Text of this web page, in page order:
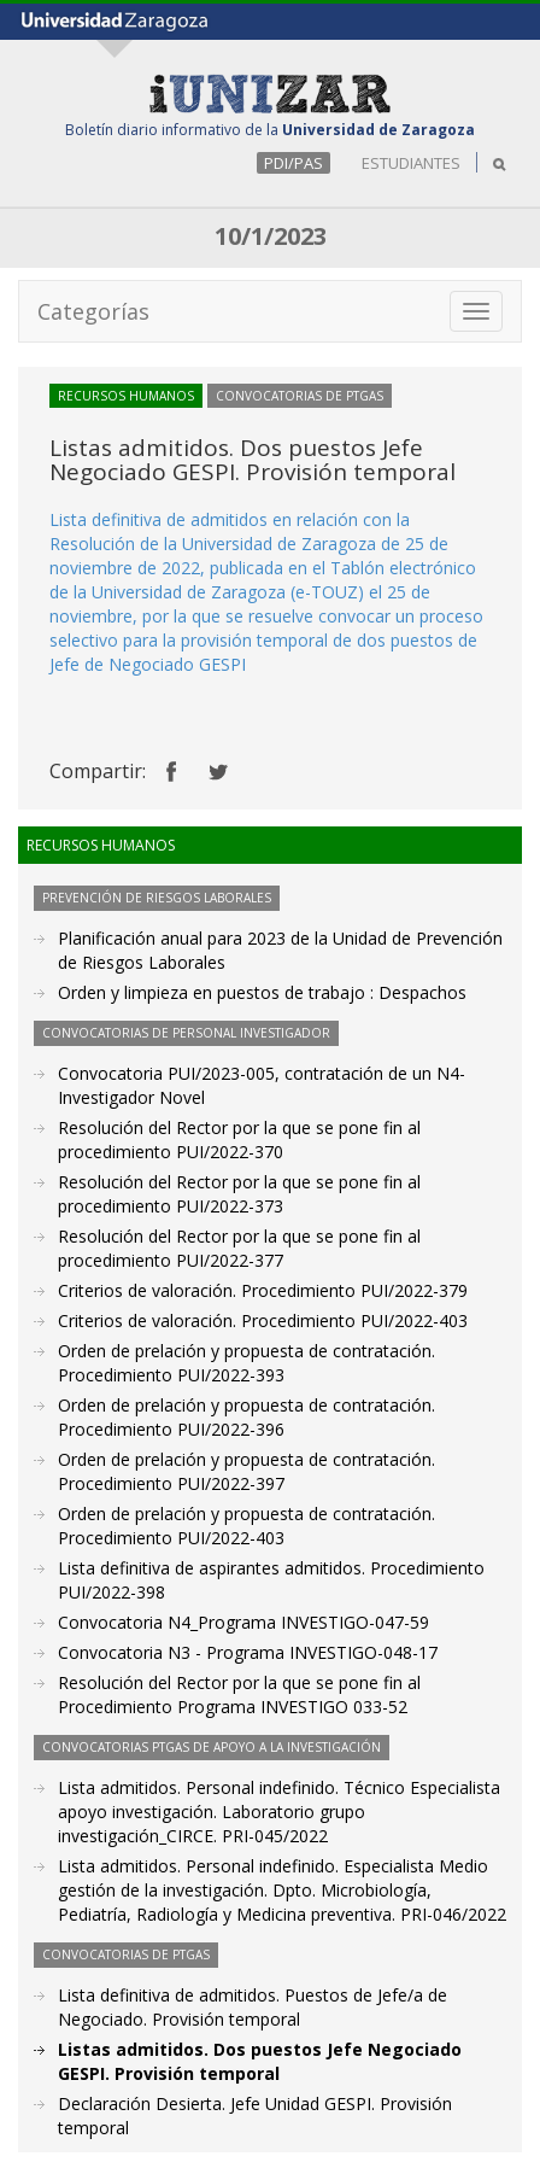
Boletín diario informativo de la Universidad de Zaragoza
PDI/PAS ESTUDIANTES
10/1/2023
Toggle
Categorías
RECURSOS HUMANOS CONVOCATORIAS DE PTGAS
Listas admitidos. Dos puestos Jefe
Negociado GESPI. Provisión temporal
Lista definitiva de admitidos en relación con la
Resolución de la Universidad de Zaragoza de 25 de
noviembre de 2022, publicada en el Tablón electrónico
de la Universidad de Zaragoza (e-TOUZ) el 25 de
noviembre, por la que se resuelve convocar un proceso
selectivo para la provisión temporal de dos puestos de
Jefe de Negociado GESPI
Compartir:
RECURSOS HUMANOS
PREVENCIÓN DE RIESGOS LABORALES
Planificación anual para 2023 de la Unidad de Prevención
de Riesgos Laborales
Orden y limpieza en puestos de trabajo : Despachos
CONVOCATORIAS DE PERSONAL INVESTIGADOR
Convocatoria PUI/2023-005, contratación de un N4-
Investigador Novel
Resolución del Rector por la que se pone fin al
procedimiento PUI/2022-370
Resolución del Rector por la que se pone fin al
procedimiento PUI/2022-373
Resolución del Rector por la que se pone fin al
procedimiento PUI/2022-377
Criterios de valoración. Procedimiento PUI/2022-379
Criterios de valoración. Procedimiento PUI/2022-403
Orden de prelación y propuesta de contratación.
Procedimiento PUI/2022-393
Orden de prelación y propuesta de contratación.
Procedimiento PUI/2022-396
Orden de prelación y propuesta de contratación.
Procedimiento PUI/2022-397
Orden de prelación y propuesta de contratación.
Procedimiento PUI/2022-403
Lista definitiva de aspirantes admitidos. Procedimiento
PUI/2022-398
Convocatoria N4_Programa INVESTIGO-047-59
Convocatoria N3 - Programa INVESTIGO-048-17
Resolución del Rector por la que se pone fin al
Procedimiento Programa INVESTIGO 033-52
CONVOCATORIAS PTGAS DE APOYO A LA INVESTIGACIÓN
Lista admitidos. Personal indefinido. Técnico Especialista
apoyo investigación. Laboratorio grupo
investigación_CIRCE. PRI-045/2022
Lista admitidos. Personal indefinido. Especialista Medio
gestión de la investigación. Dpto. Microbiología,
Pediatría, Radiología y Medicina preventiva. PRI-046/2022
CONVOCATORIAS DE PTGAS
Lista definitiva de admitidos. Puestos de Jefe/a de
Negociado. Provisión temporal
Listas admitidos. Dos puestos Jefe Negociado
GESPI. Provisión temporal
Declaración Desierta. Jefe Unidad GESPI. Provisión
temporal